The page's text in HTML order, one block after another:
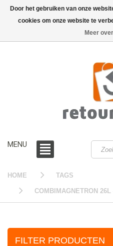
MENU
HOME TAGS
COMBIMAGNETRON
FILTER PRODUCTEN
Door het gebruiken van onze
cookies om onze website te
Meer